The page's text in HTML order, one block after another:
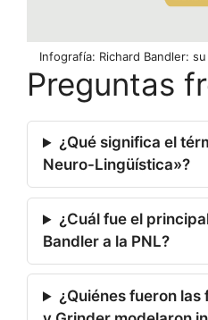
Infografía: Richard Bandler:
Preguntas
¿Qué significa el
Neuro-Lingüística»?
¿Cuál fue el
Bandler a la PNL?
¿Quiénes fueron